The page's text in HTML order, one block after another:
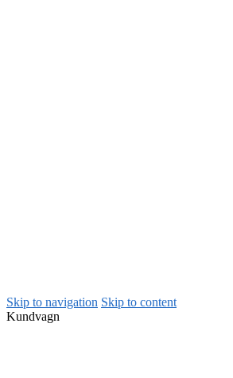
Skip to navigation Skip to content
Kundvagn